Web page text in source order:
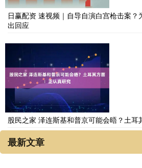
日赢配资 速视频｜自导自演白宫枪击案
出回应
股民之家 泽连斯基和普京可能会晤？土耳
最新文章